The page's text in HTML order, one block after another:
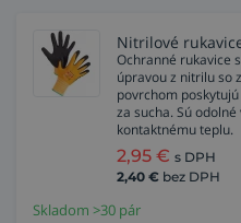
Nitrilové
Ochranné rukavice
úpravou z nitrilu so
povrchom
za sucha. Sú
kontaktnému teplu.
2,95 € s DPH
2,40 € bez DPH
Skladom >30 pár